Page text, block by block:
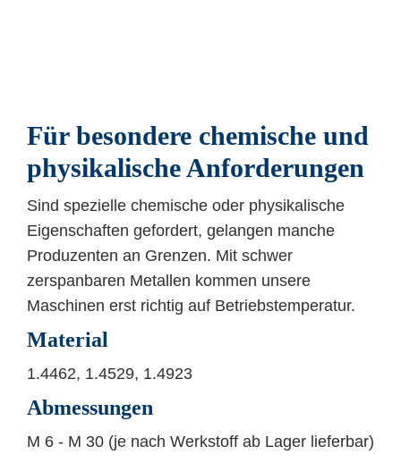
Für besondere chemische und
physikalische Anforderungen
Sind spezielle chemische oder physikalische
Eigenschaften gefordert, gelangen manche
Produzenten an Grenzen. Mit schwer
zerspanbaren Metallen kommen unsere
Maschinen erst richtig auf Betriebstemperatur.
Material
1.4462, 1.4529, 1.4923
Abmessungen
M 6 - M 30 (je nach Werkstoff ab Lager lieferbar)